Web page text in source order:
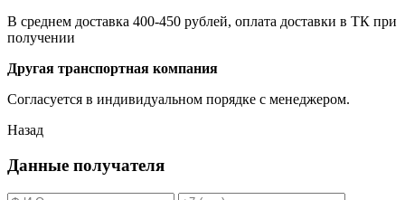
В среднем доставка 400-450 рублей, оплата доставки в ТК при
получении
Другая транспортная компания
Согласуется в индивидуальном порядке с менеджером.
Назад
Данные получателя